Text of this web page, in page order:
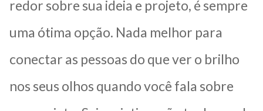
redor sobre sua ideia e projeto, é sempre
uma ótima opção. Nada melhor para
conectar as pessoas do que ver o brilho
nos seus olhos quando você fala sobre